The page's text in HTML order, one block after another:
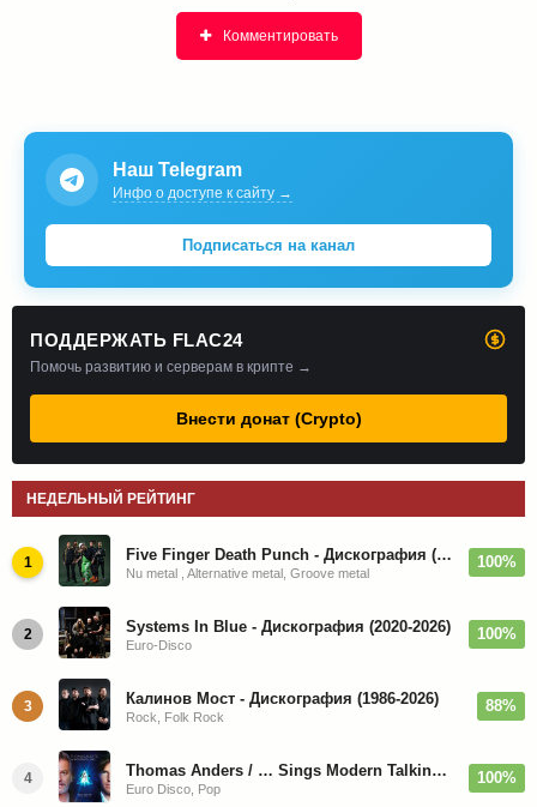
Комментировать
Наш Telegram
Инфо о доступе к сайту →
Подписаться на канал
ПОДДЕРЖАТЬ FLAC24
Помочь развитию и серверам в крипте →
Внести донат (Crypto)
НЕДЕЛЬНЫЙ РЕЙТИНГ
1 Five Finger Death Punch - Дискография (2008-2026)
Nu metal , Alternative metal, Groove metal
100%
2 Systems In Blue - Дискография (2020-2026)
Euro-Disco
100%
3 Калинов Мост - Дискография (1986-2026)
Rock, Folk Rock
88%
4 Thomas Anders / … Sings Modern Talking: The Best hi-res
Euro Disco, Pop
100%